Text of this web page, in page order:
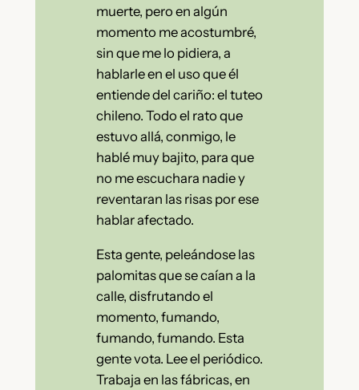
muerte, pero en algún
momento me acostumbré,
sin que me lo pidiera, a
hablarle en el uso que él
entiende del cariño: el tuteo
chileno. Todo el rato que
estuvo allá, conmigo, le
hablé muy bajito, para que
no me escuchara nadie y
reventaran las risas por ese
hablar afectado.
Esta gente, peleándose las
palomitas que se caían a la
calle, disfrutando el
momento, fumando,
fumando, fumando. Esta
gente vota. Lee el periódico.
Trabaja en las fábricas, en